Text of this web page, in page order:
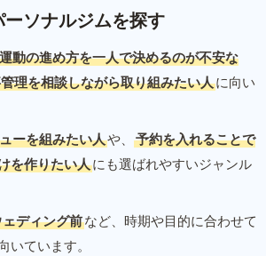
ソナルジムを探す
運動の進め方を一人で決めるのが不安な
理を相談しながら取り組みたい人に向い
ーを組みたい人や、
予約を入れることで
を作りたい人にも選ばれやすいジャンル
ディング前など、時期や目的に合わせて
いています。